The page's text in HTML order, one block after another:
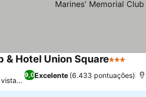
& Hotel Union Square3 Estrelas
9,0Excelente (6.433 pontuações)